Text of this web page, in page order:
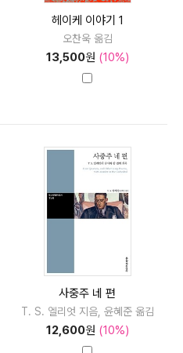
헤이케 이야기 1
오찬욱 옮김
13,500원 (10%)
사중주 네 편
T. S. 엘리엇 지음, 윤혜준 옮김
12,600원 (10%)